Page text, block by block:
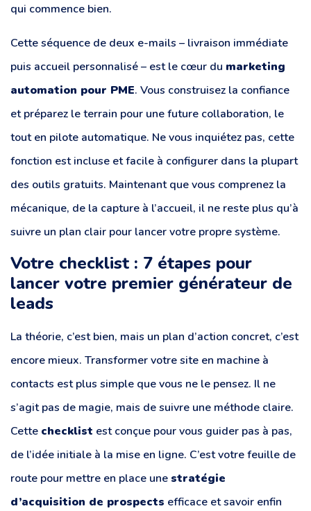
qui commence bien.
Cette séquence de deux e-mails – livraison immédiate
puis accueil personnalisé – est le cœur du marketing
automation pour PME. Vous construisez la confiance
et préparez le terrain pour une future collaboration, le
tout en pilote automatique. Ne vous inquiétez pas, cette
fonction est incluse et facile à configurer dans la plupart
des outils gratuits. Maintenant que vous comprenez la
mécanique, de la capture à l’accueil, il ne reste plus qu’à
suivre un plan clair pour lancer votre propre système.
Votre checklist : 7 étapes pour
lancer votre premier générateur de
leads
La théorie, c’est bien, mais un plan d’action concret, c’est
encore mieux. Transformer votre site en machine à
contacts est plus simple que vous ne le pensez. Il ne
s’agit pas de magie, mais de suivre une méthode claire.
Cette checklist est conçue pour vous guider pas à pas,
de l’idée initiale à la mise en ligne. C’est votre feuille de
route pour mettre en place une stratégie
d’acquisition de prospects efficace et savoir enfin